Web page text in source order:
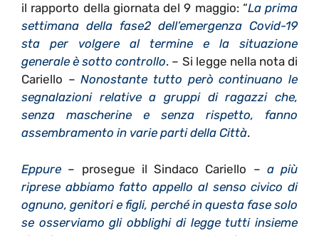
il rapporto della giornata del 9 maggio: “La prima
settimana della fase2 dell’emergenza Covid-19
sta per volgere al termine e la situazione
generale è sotto controllo. – Si legge nella nota di
Cariello –Nonostante tutto però continuano le
segnalazioni relative a gruppi di ragazzi che,
senza mascherine e senza rispetto, fanno
assembramento in varie parti della Città.
Eppure – prosegue il Sindaco Cariello – a più
riprese abbiamo fatto appello al senso civico di
ognuno, genitori e figli, perché in questa fase solo
se osserviamo gli obblighi di legge tutti insieme